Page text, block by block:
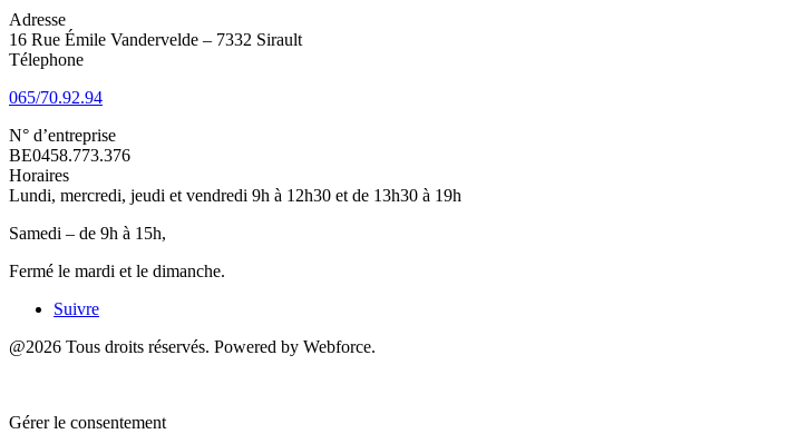
Adresse
16 Rue Émile Vandervelde – 7332 Sirault
Télephone
065/70.92.94
N° d’entreprise
BE0458.773.376
Horaires
Lundi, mercredi, jeudi et vendredi 9h à 12h30 et de 13h30 à 19h
Samedi – de 9h à 15h,
Fermé le mardi et le dimanche.
Suivre
@2026 Tous droits réservés. Powered by Webforce.
Gérer le consentement